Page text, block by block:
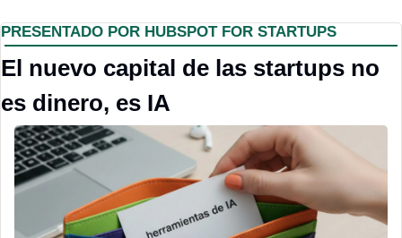
PRESENTADO POR HUBSPOT FOR STARTUPS
El nuevo capital de las startups no
es dinero, es IA